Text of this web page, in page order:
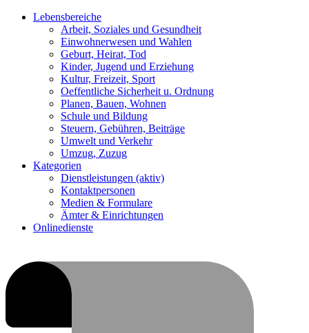
Lebensbereiche
Arbeit, Soziales und Gesundheit
Einwohnerwesen und Wahlen
Geburt, Heirat, Tod
Kinder, Jugend und Erziehung
Kultur, Freizeit, Sport
Oeffentliche Sicherheit u. Ordnung
Planen, Bauen, Wohnen
Schule und Bildung
Steuern, Gebühren, Beiträge
Umwelt und Verkehr
Umzug, Zuzug
Kategorien
Dienstleistungen (aktiv)
Kontaktpersonen
Medien & Formulare
Ämter & Einrichtungen
Onlinedienste